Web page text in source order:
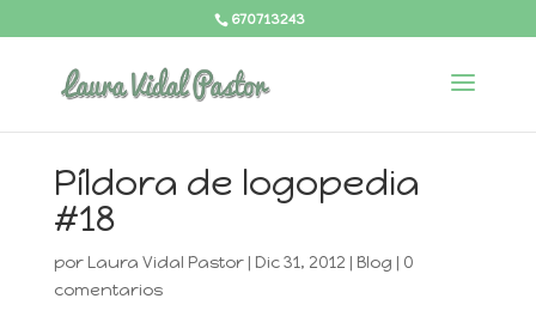
670713243
Píldora de logopedia
#18
por Laura Vidal Pastor| Dic 31, 2012 | Blog | 0
comentarios